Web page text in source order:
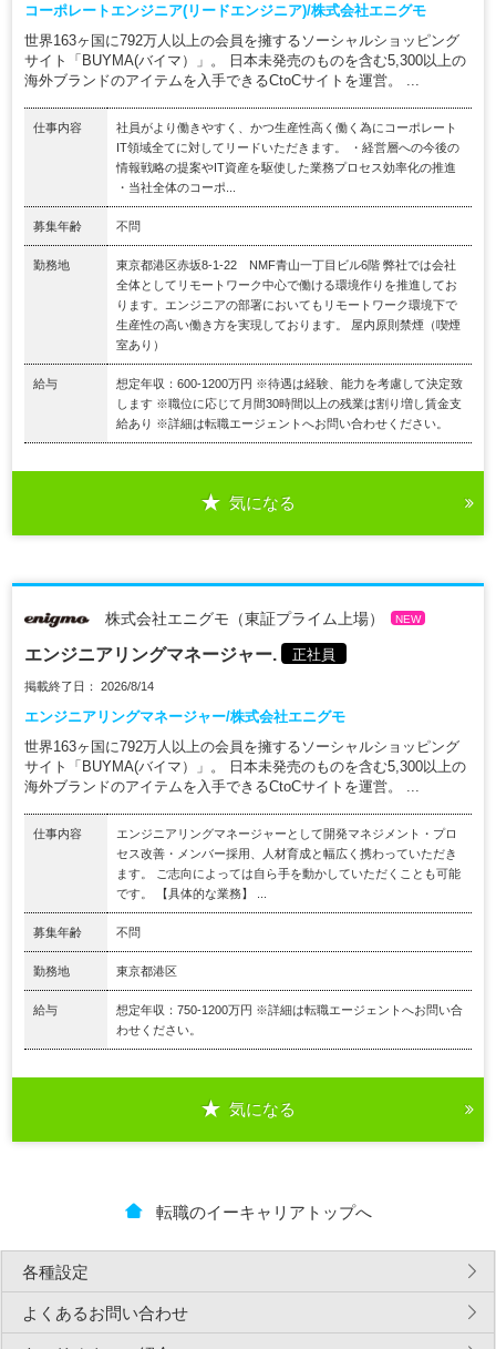
コーポレートエンジニア(リードエンジニア)/株式会社エニグモ
世界163ヶ国に792万人以上の会員を擁するソーシャルショッピング
サイト「BUYMA(バイマ）」。 日本未発売のものを含む5,300以上の
海外ブランドのアイテムを入手できるCtoCサイトを運営。 ...
仕事内容
社員がより働きやすく、かつ生産性高く働く為にコーポレート
IT領域全てに対してリードいただきます。 ・経営層への今後の
情報戦略の提案やIT資産を駆使した業務プロセス効率化の推進
・当社全体のコーポ...
募集年齢 不問
勤務地
東京都港区赤坂8-1-22 NMF青山一丁目ビル6階 弊社では会社
全体としてリモートワーク中心で働ける環境作りを推進してお
ります。エンジニアの部署においてもリモートワーク環境下で
生産性の高い働き方を実現しております。 屋内原則禁煙（喫煙
室あり）
給与
想定年収：600-1200万円 ※待遇は経験、能力を考慮して決定致
します ※職位に応じて月間30時間以上の残業は割り増し賃金支
給あり ※詳細は転職エージェントへお問い合わせください。
気になる
株式会社エニグモ（東証プライム上場） NEW
エンジニアリングマネージャー. 正社員
掲載終了日： 2026/8/14
エンジニアリングマネージャー/株式会社エニグモ
世界163ヶ国に792万人以上の会員を擁するソーシャルショッピング
サイト「BUYMA(バイマ）」。 日本未発売のものを含む5,300以上の
海外ブランドのアイテムを入手できるCtoCサイトを運営。 ...
仕事内容
エンジニアリングマネージャーとして開発マネジメント・プロ
セス改善・メンバー採用、人材育成と幅広く携わっていただき
ます。 ご志向によっては自ら手を動かしていただくことも可能
です。 【具体的な業務】 ...
募集年齢 不問
勤務地 東京都港区
給与
想定年収：750-1200万円 ※詳細は転職エージェントへお問い合
わせください。
気になる
転職のイーキャリアトップへ
各種設定
よくあるお問い合わせ